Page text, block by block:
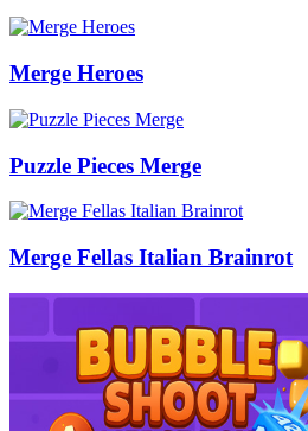
Merge Heroes
Puzzle Pieces Merge
Merge Fellas Italian Brainrot